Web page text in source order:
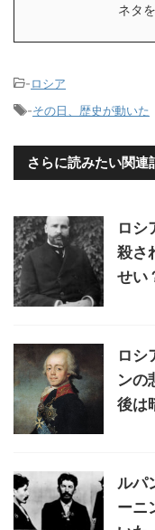
ネタ
-ロシア
-その日、歴史が動いた
さらに読みたい関連
ロシ
殺さ
せい
ロシ
ンの
後は
ルパ
ーニ